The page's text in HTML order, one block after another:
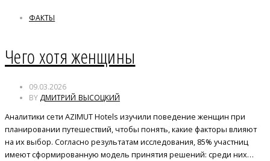
ФАКТЫ
Чего хотя женщины
09.03.2026
BY ДМИТРИЙ ВЫСОЦКИЙ
Аналитики сети AZIMUT Hotels изучили поведение женщин при
планировании путешествий, чтобы понять, какие факторы влияют
на их выбор. Согласно результатам исследования, 85% участниц
имеют сформированную модель принятия решений: среди них…